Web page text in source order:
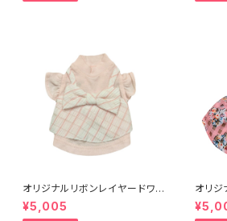
オリジナルリボンレイヤードワン
ピXXS-L 8201001911～
¥5,005
オリジ
ワン